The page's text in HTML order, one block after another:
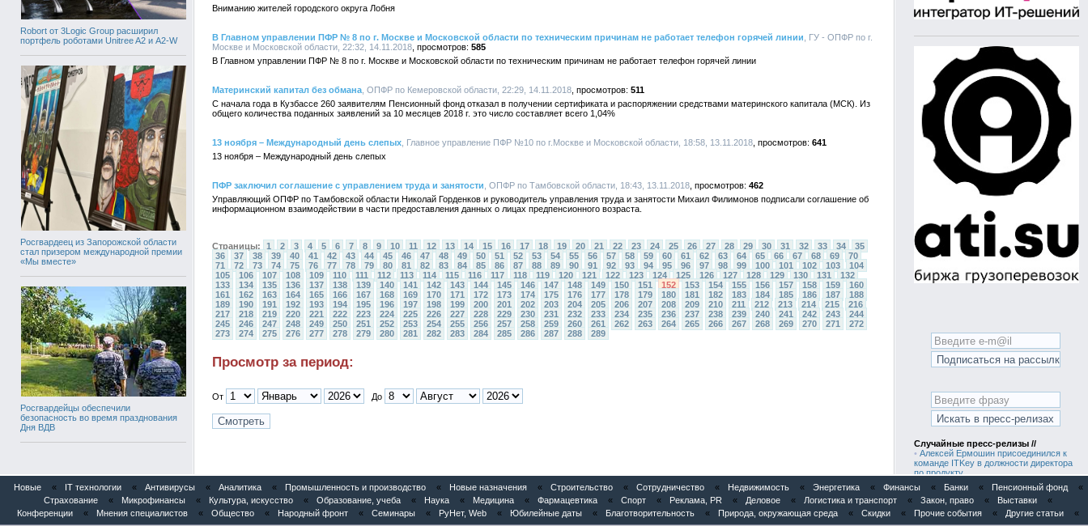
Robort от 3Logic Group расширил
портфель роботами Unitree A2 и A2-W
Росгвардеец из Запорожской области
стал призером международной премии
«Мы вместе»
Росгвардейцы обеспечили
безопасность во время празднования
Дня ВДВ
Вниманию жителей городского округа Лобня
В Главном управлении ПФР № 8 по г. Москве и Московской области по техническим причинам не работает телефон горячей линии , ГУ - ОПФР по г.
Москве и Московской области, 22:32, 14.11.2018
585
В Главном управлении ПФР № 8 по г. Москве и Московской области по техническим причинам не работает телефон горячей линии
Материнский капитал без обмана , ОПФР по Кемеровской области, 22:29, 14.11.2018
511
С начала года в Кузбассе 260 заявителям Пенсионный фонд отказал в получении сертификата и распоряжении средствами материнского капитала (МСК). Из
общего количества поданных заявлений за 10 месяцев 2018 г. это число составляет всего 1,04%
13 ноября – Международный день слепых , Главное управление ПФР №10 по г.Москве и Московской области, 18:58, 13.11.2018
641
13 ноября – Международный день слепых
ПФР заключил соглашение с управлением труда и занятости , ОПФР по Тамбовской области, 18:43, 13.11.2018
462
Управляющий ОПФР по Тамбовской области Николай Горденков и руководитель управления труда и занятости Михаил Филимонов подписали соглашение об
информационном взаимодействии в части предоставления данных о лицах предпенсионного возраста.
Страницы: 1 2 3 4 5 6 7 8 9 10 11 12 13 14 15 16 17 18 19 20 21 22 23 24 25 26 27 28 29 30 31 32 33 34
35
36
37 38 39 40 41 42 43 44 45 46 47 48 49 50 51 52 53 54 55 56 57 58 59 60 61 62 63 64 65 66 67 68 69
70
71
72 73 74 75 76 77 78 79 80 81 82 83 84 85 86 87 88 89 90 91 92 93 94 95 96 97 98 99 100 101 102 103
104
105
106 107 108 109 110 111 112 113 114 115 116 117 118 119 120 121 122 123 124 125 126 127 128 129 130 131
132
133
134 135 136 137 138 139 140 141 142 143 144 145 146 147 148 149 150 151 152 153 154 155 156 157 158 159
160
161
162 163 164 165 166 167 168 169 170 171 172 173 174 175 176 177 178 179 180 181 182 183 184 185 186 187
188
189
190 191 192 193 194 195 196 197 198 199 200 201 202 203 204 205 206 207 208 209 210 211 212 213 214 215
216
217
218 219 220 221 222 223 224 225 226 227 228 229 230 231 232 233 234 235 236 237 238 239 240 241 242 243
244
245
246 247 248 249 250 251 252 253 254 255 256 257 258 259 260 261 262 263 264 265 266 267 268 269 270 271
272
273
274 275 276 277 278 279 280 281 282 283 284 285 286 287 288 289
Просмотр за период:
От До
Случайные пресс-релизы //
• Алексей Ермошин присоединился к
команде ITKey в должности директора
по продукту
Анализ рынка панелей фасадных из
полипропилена в России
Анализ рынка элементов вентиляции
кровли (подкровельного пространства)
в России
Новые « IT технологии « Антивирусы « Аналитика « Промышленность и производство « Новые назначения « Строительство « Сотрудничество « Недвижимость « Энергетика « Финансы « Банки « Пенсионный фонд
«
Страхование
« Микрофинансы « Культура, искусство « Образование, учеба « Наука « Медицина « Фармацевтика « Спорт « Реклама, PR « Деловое « Логистика и транспорт « Закон, право « Выставки
«
Конференции
« Мнения специалистов « Общество « Народный фронт « Семинары « РуНет, Web « Юбилейные даты « Благотворительность « Природа, окружающая среда « Скидки « Прочие события « Другие статьи «